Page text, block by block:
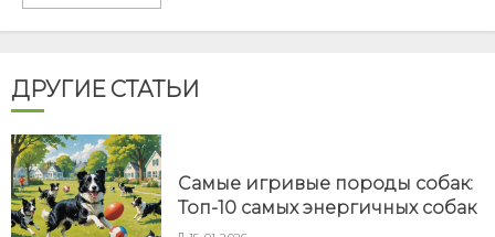
ДРУГИЕ СТАТЬИ
Самые игривые породы собак:
Топ-10 самых энергичных собак